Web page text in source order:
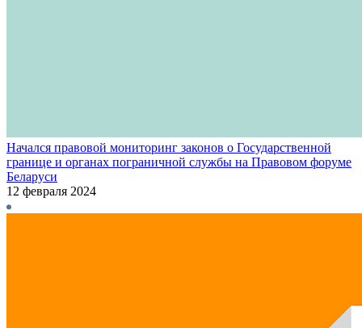
Начался правовой мониторинг законов о Государственной
границе и органах пограничной службы на Правовом форуме
Беларуси
12 февраля 2024